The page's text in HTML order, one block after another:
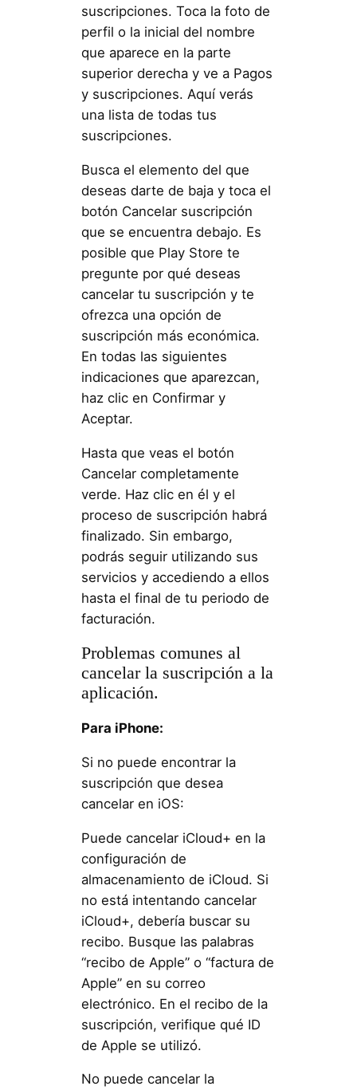
suscripciones. Toca la foto de
perfil o la inicial del nombre
que aparece en la parte
superior derecha y ve a Pagos
y suscripciones. Aquí verás
una lista de todas tus
suscripciones.
Busca el elemento del que
deseas darte de baja y toca el
botón Cancelar suscripción
que se encuentra debajo. Es
posible que Play Store te
pregunte por qué deseas
cancelar tu suscripción y te
ofrezca una opción de
suscripción más económica.
En todas las siguientes
indicaciones que aparezcan,
haz clic en Confirmar y
Aceptar.
Hasta que veas el botón
Cancelar completamente
verde. Haz clic en él y el
proceso de suscripción habrá
finalizado. Sin embargo,
podrás seguir utilizando sus
servicios y accediendo a ellos
hasta el final de tu periodo de
facturación.
Problemas comunes al
cancelar la suscripción a la
aplicación.
Para iPhone:
Si no puede encontrar la
suscripción que desea
cancelar en iOS:
Puede cancelar iCloud+ en la
configuración de
almacenamiento de iCloud. Si
no está intentando cancelar
iCloud+, debería buscar su
recibo. Busque las palabras
“recibo de Apple” o “factura de
Apple” en su correo
electrónico. En el recibo de la
suscripción, verifique qué ID
de Apple se utilizó.
No puede cancelar la